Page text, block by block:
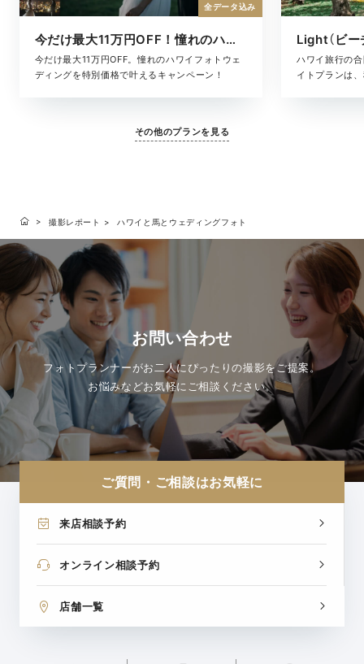
今だけ最大11万円OFF！憧れのハワイフォト
今だけ最大11万円OFF。憧れのハワイフォトウェ
ディングを特別価格で叶えるキャンペーン！
全データ込み
Light（ビー
ハワイ旅行の
イトプランは
その他のプランを見る
撮影レポート ハワイと馬とウェディングフォト
お問い合わせ
フォトプランナーがお二人にぴったりの撮影をご提案。
お悩みなどお気軽にご相談ください。
ご質問・ご相談はお気軽に
来店相談予約
オンライン相談予約
店舗一覧